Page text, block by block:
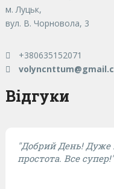
м. Луцьк,
вул. В. Чорновола, 3
+380635152071
Відгуки
"Добрий День! Дуже
простота. Все супер!"